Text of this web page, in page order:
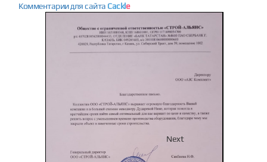
Комментарии для сайта Cackle
Next